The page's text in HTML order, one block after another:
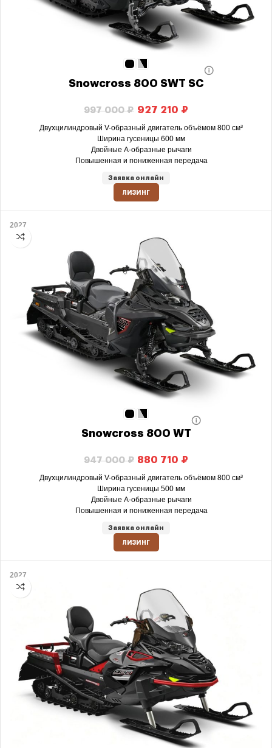
Snowcross 800 SWT SC
997 000₽ 927 210 ₽
Двухцилиндровый V-образный двигатель объёмом 800 см³
Ширина гусеницы 600 мм
Двойные А-образные рычаги
Повышенная и пониженная передача
Заявка онлайн
ЛИЗИНГ
2027
Snowcross 800 WT
947 000₽ 880 710 ₽
Двухцилиндровый V-образный двигатель объёмом 800 см³
Ширина гусеницы 500 мм
Двойные А-образные рычаги
Повышенная и пониженная передача
Заявка онлайн
ЛИЗИНГ
2027